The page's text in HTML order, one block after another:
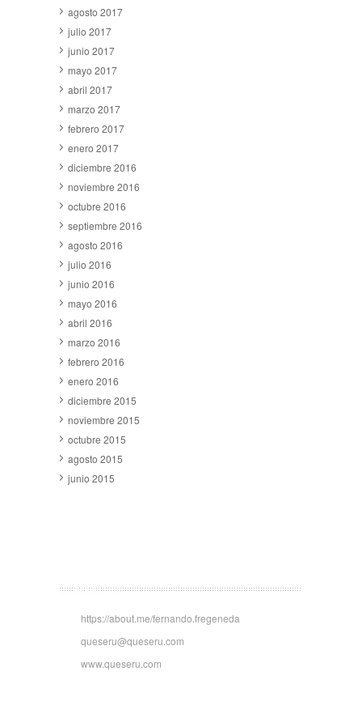
agosto 2017
julio 2017
junio 2017
mayo 2017
abril 2017
marzo 2017
febrero 2017
enero 2017
diciembre 2016
noviembre 2016
octubre 2016
septiembre 2016
agosto 2016
julio 2016
junio 2016
mayo 2016
abril 2016
marzo 2016
febrero 2016
enero 2016
diciembre 2015
noviembre 2015
octubre 2015
agosto 2015
junio 2015
CONTACTO
https://about.me/fernando.fregeneda
queseru@queseru.com
www.queseru.com